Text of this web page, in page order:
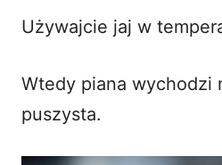
Używajcie jaj w
Wtedy piana wychodzi
puszysta.